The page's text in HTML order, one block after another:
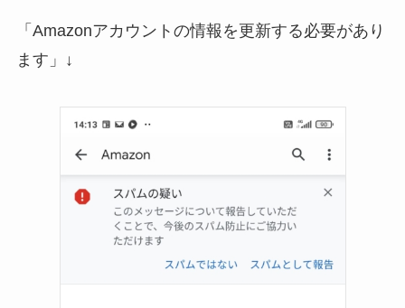
「Amazonアカウントの情報を更新する必要があり
ます」↓